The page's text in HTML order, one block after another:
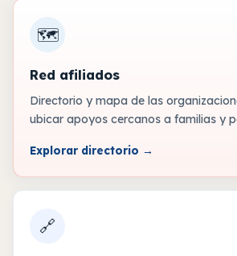
🗺️
Red afiliados
Directorio y mapa de las
ubicar apoyos cercanos a familias y
Explorar directorio →
🔗